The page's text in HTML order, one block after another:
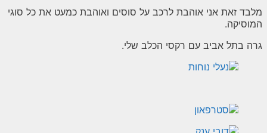
מלבד זאת אני אוהבת לרכב על סוסים ואוהבת כמעט את כל סוגי
המוסיקה.
גרה בתל אביב עם רקסי הכלב שלי.